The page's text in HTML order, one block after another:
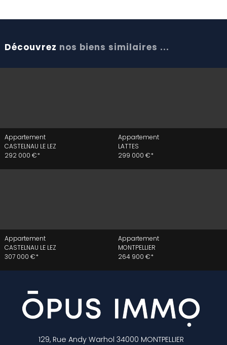
Découvrez nos biens similaires ...
Appartement
CASTELNAU LE LEZ
292 000 €*
Appartement
LATTES
299 000 €*
Appartement
CASTELNAU LE LEZ
307 000 €*
Appartement
MONTPELLIER
264 900 €*
129, Rue Andy Warhol 34000 MONTPELLIER